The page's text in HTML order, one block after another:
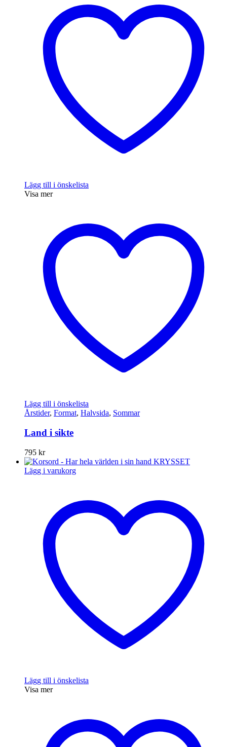
Lägg till i önskelista
Visa mer
Lägg till i önskelista
Årstider, Format, Halvsida, Sommar
Land i sikte
795 kr
Lägg i varukorg
Lägg till i önskelista
Visa mer